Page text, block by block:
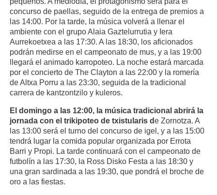
concurso de paellas, seguido de la entrega de premios a
las 14:00. Por la tarde, la música volverá a llenar el
ambiente con el grupo Alaia Gaztelurrutia y Iera
Aurrekoetxea a las 17:30. A las 18:30, los aficionados
podrán medirse en el campeonato de mus, y a las 19:00
llegará el animado karropoteo. La noche estará marcada
por el concierto de The Clayton a las 22:00 y la romería
de Altxa Porru a las 23:30, seguida de la tradicional
carrera de kantzontzilo y kuleros.
El domingo a las 12:00, la música tradicional abrirá la
jornada con el trikipoteo de txistularis de Zornotza. A
las 13:00 será el turno del concurso de igel, y a las 15:00
tendrá lugar la comida popular organizada por Errota
Barri y Propi. La tarde continuará con el campeonato de
futbolín a las 17:30, la Ross Disko Festa a las 18:30 y
una gran sardinada a las 19:30, que pondrá el broche de
oro a las fiestas.